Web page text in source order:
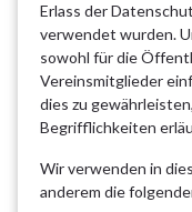
Erlass der
verwendet wurden.
sowohl für die
Vereinsmitglieder
dies zu
Begrifflichkeiten
Wir verwenden in
anderem die